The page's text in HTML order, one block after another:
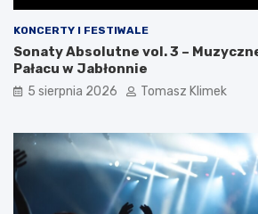
KONCERTY I FESTIWALE
Sonaty Absolutne vol. 3 –
Pałacu w Jabłonnie
5 sierpnia 2026 Tomasz Klimek